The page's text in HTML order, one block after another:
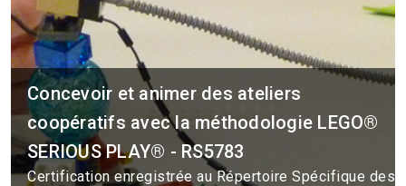
Concevoir et animer des ateliers
coopératifs avec la méthodologie LEGO®
SERIOUS PLAY® - RS5783
Certification enregistrée au Répertoire Spécifique des